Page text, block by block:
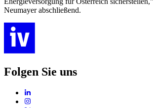
Neumayer abschließend.
Folgen Sie uns